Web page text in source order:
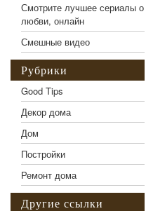
Смотрите лучшее сериалы о
любви, онлайн
Смешные видео
Рубрики
Good Tips
Декор дома
Дом
Постройки
Ремонт дома
Другие ссылки